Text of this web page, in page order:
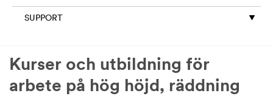
SUPPORT
Kurser och utbildning för
arbete på hög höjd, räddning